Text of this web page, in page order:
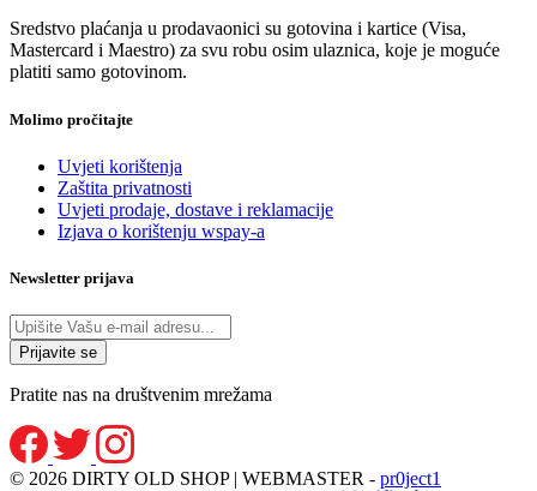
Sredstvo plaćanja u prodavaonici su gotovina i kartice (Visa,
Mastercard i Maestro) za svu robu osim ulaznica, koje je moguće
platiti samo gotovinom.
Molimo pročitajte
Uvjeti korištenja
Zaštita privatnosti
Uvjeti prodaje, dostave i reklamacije
Izjava o korištenju wspay-a
Newsletter prijava
Pratite nas na društvenim mrežama
© 2026 DIRTY OLD SHOP | WEBMASTER - pr0ject1